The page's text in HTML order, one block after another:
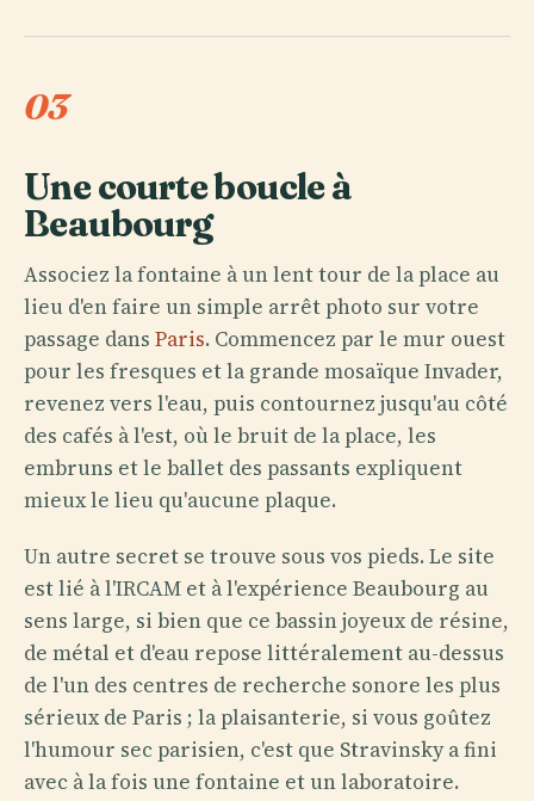
03
Une courte boucle à
Beaubourg
Associez la fontaine à un lent tour de la place au
lieu d'en faire un simple arrêt photo sur votre
passage dans Paris. Commencez par le mur ouest
pour les fresques et la grande mosaïque Invader,
revenez vers l'eau, puis contournez jusqu'au côté
des cafés à l'est, où le bruit de la place, les
embruns et le ballet des passants expliquent
mieux le lieu qu'aucune plaque.
Un autre secret se trouve sous vos pieds. Le site
est lié à l'IRCAM et à l'expérience Beaubourg au
sens large, si bien que ce bassin joyeux de résine,
de métal et d'eau repose littéralement au-dessus
de l'un des centres de recherche sonore les plus
sérieux de Paris ; la plaisanterie, si vous goûtez
l'humour sec parisien, c'est que Stravinsky a fini
avec à la fois une fontaine et un laboratoire.